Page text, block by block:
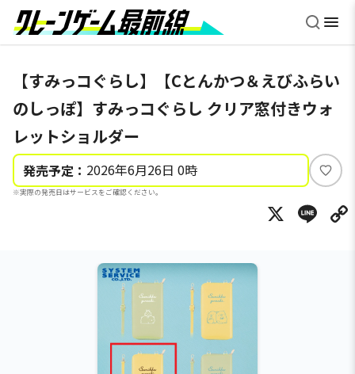
【すみっコぐらし】【Cとんかつ＆えびふらい
のしっぽ】すみっコぐらし クリア窓付きウォ
レットショルダー
発売予定： 2026年6月26日 0時
※実際の発売日はサービスをご確認ください。
い
ね
X